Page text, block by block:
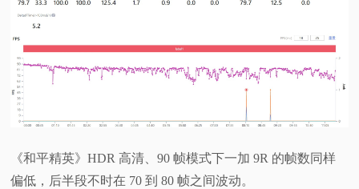
《和平精英》HDR 高清、90 帧模式下一加 9R 的帧数同样
偏低，后半段不时在 70 到 80 帧之间波动。